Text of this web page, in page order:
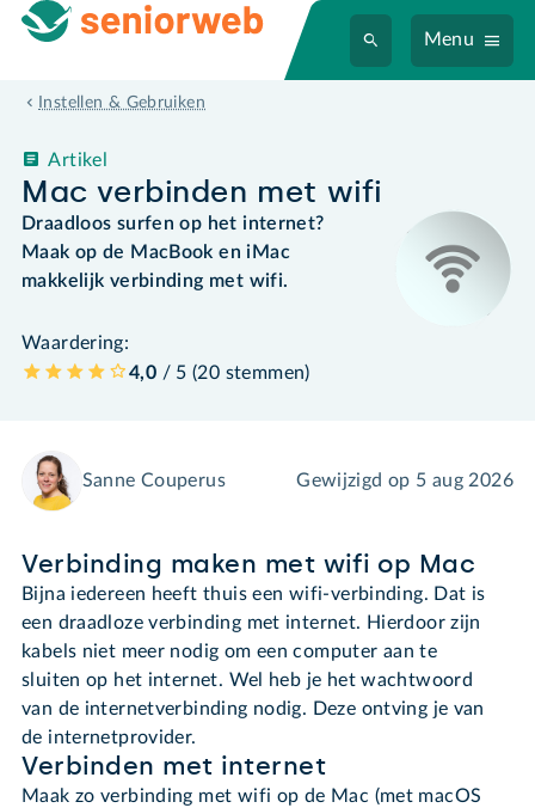
Menu
Instellen & Gebruiken
Mac verbinden met wifi
Artikel
Draadloos surfen op het internet?
Maak op de MacBook en iMac
makkelijk verbinding met wifi.
Waardering:
4,0 / 5 (20 stemmen)
Sanne Couperus Gewijzigd op 5 aug 2026
Verbinding maken met wifi op Mac
Bijna iedereen heeft thuis een wifi-verbinding. Dat is
een draadloze verbinding met internet. Hierdoor zijn
kabels niet meer nodig om een computer aan te
sluiten op het internet. Wel heb je het wachtwoord
van de internetverbinding nodig. Deze ontving je van
de internetprovider.
Verbinden met internet
Maak zo verbinding met wifi op de Mac (met macOS